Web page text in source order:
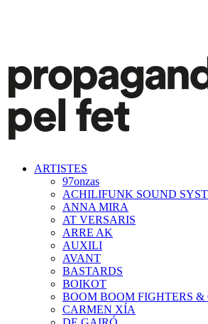
ARTISTES
97onzas
ACHILIFUNK SOUND
ANNA MIRA
AT VERSARIS
ARRE AK
AUXILI
AVANT
BASTARDS
BOIKOT
BOOM BOOM FIGHTERS &
CARMEN XÍA